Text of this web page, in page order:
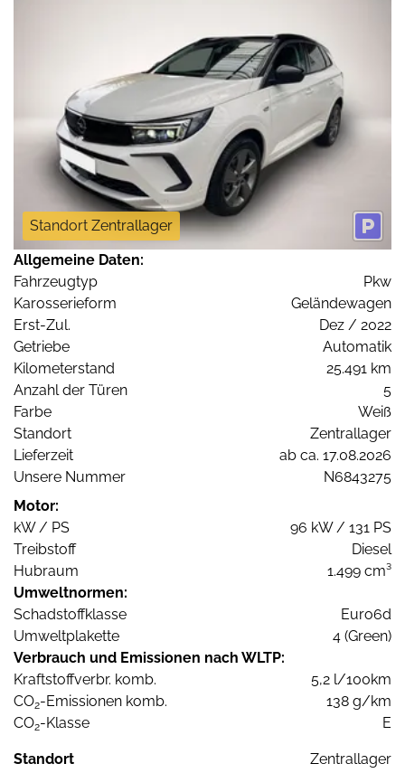
Standort Zentrallager
Allgemeine Daten:
Fahrzeugtyp
Pkw
Karosserieform
Geländewagen
Erst-Zul.
Dez / 2022
Getriebe
Automatik
Kilometerstand
25.491 km
Anzahl der Türen
5
Farbe
Weiß
Standort
Zentrallager
Lieferzeit
ab ca. 17.08.2026
Unsere Nummer
N6843275
Motor:
kW / PS
96 kW / 131 PS
Treibstoff
Diesel
Hubraum
1.499 cm³
Umweltnormen:
Schadstoffklasse
Euro6d
Umweltplakette
4 (Green)
Verbrauch und Emissionen nach WLTP:
Kraftstoffverbr. komb.
5,2 l/100km
CO2-Emissionen komb.
138 g/km
CO2-Klasse E
Standort Zentrallager